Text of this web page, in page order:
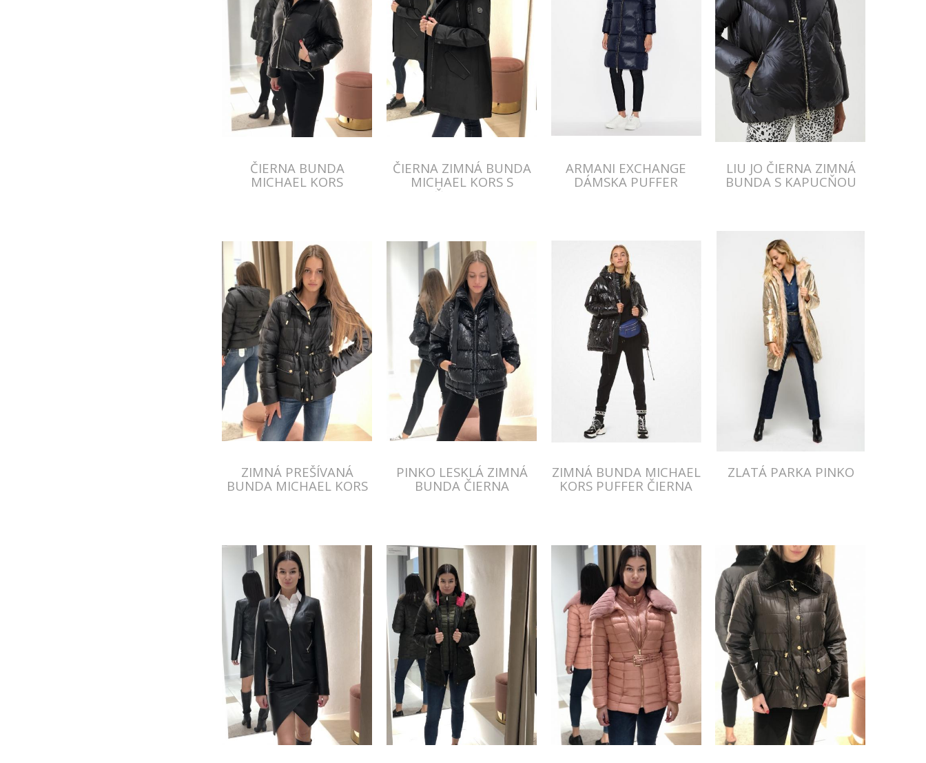
ČIERNA BUNDA
MICHAEL KORS
ČIERNA ZIMNÁ BUNDA
MICHAEL KORS S
KAPUCŇOU A FUTROM
ARMANI EXCHANGE
DÁMSKA PUFFER
LIU JO ČIERNA ZIMNÁ
BUNDA S KAPUCŇOU
ZIMNÁ PREŠÍVANÁ
BUNDA MICHAEL KORS
PINKO LESKLÁ ZIMNÁ
BUNDA ČIERNA
ZIMNÁ BUNDA MICHAEL
KORS PUFFER ČIERNA
ZLATÁ PARKA PINKO